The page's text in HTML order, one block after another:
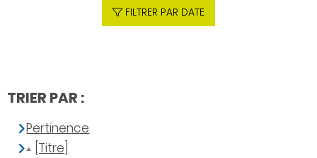
FILTRER PAR DATE
TRIER PAR :
Pertinence
[Titre]